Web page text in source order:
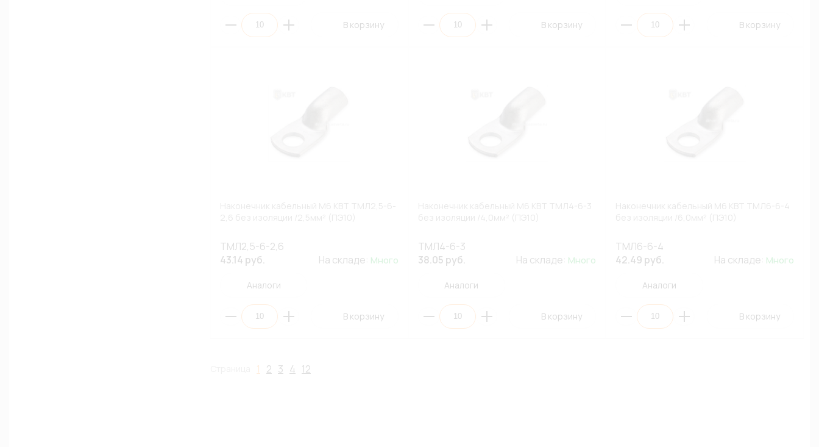
В корзину В корзину В корзину
ТМЛ2,5-6-2,6
43.14 руб.
На складе: Много
Аналоги
В корзину
ТМЛ4-6-3
38.05 руб.
На складе: Много
Аналоги
В корзину
ТМЛ6-6-4
42.49 руб.
На складе: Много
Аналоги
В корзину
1 2 3 4 12